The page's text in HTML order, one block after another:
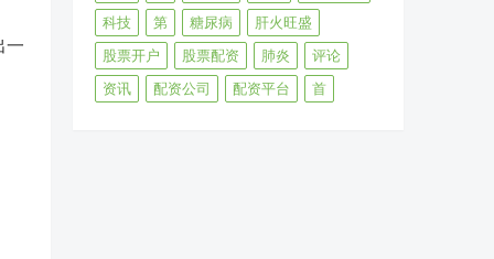
一
科技
第 糖尿病
肝火旺盛
股票开户
股票配资 肺炎
评论
资讯
配资公司 配资平台 首